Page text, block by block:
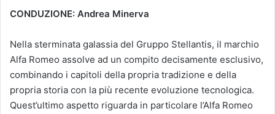
CONDUZIONE: Andrea Minerva
Nella sterminata galassia del Gruppo Stellantis, il marchio
Alfa Romeo assolve ad un compito decisamente esclusivo,
combinando i capitoli della propria tradizione e della
propria storia con la più recente evoluzione tecnologica.
Quest’ultimo aspetto riguarda in particolare l’Alfa Romeo